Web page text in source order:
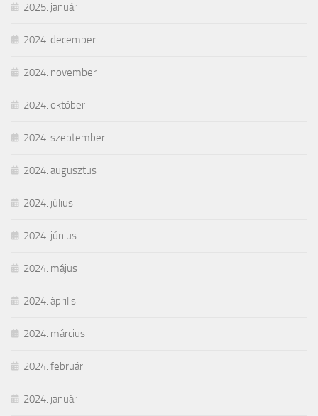
2025. január
2024. december
2024. november
2024. október
2024. szeptember
2024. augusztus
2024. július
2024. június
2024. május
2024. április
2024. március
2024. február
2024. január